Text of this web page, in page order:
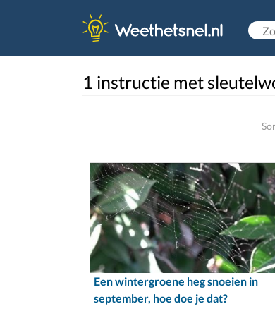
1 instructie met
Een wintergroene heg snoeien in
september, hoe doe je dat?